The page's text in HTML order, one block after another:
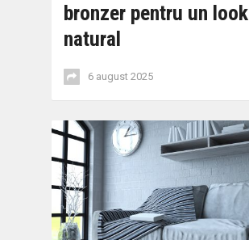
bronzer pentru un look
natural
6 august 2025